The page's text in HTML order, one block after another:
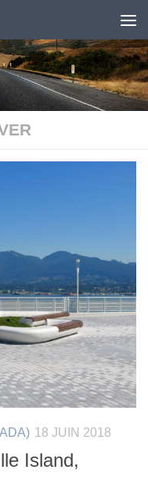
18 JUIN 2018
Island,